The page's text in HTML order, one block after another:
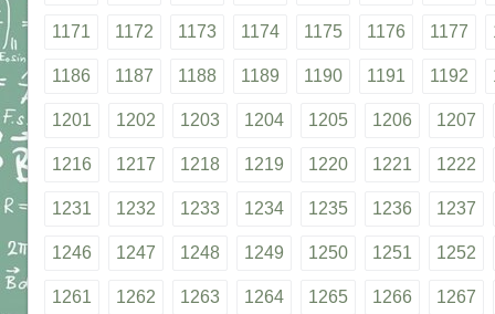
1171 1172 1173 1174 1175 1176 1177
1186 1187 1188 1189 1190 1191 1192
1201 1202 1203 1204 1205 1206 1207
1216 1217 1218 1219 1220 1221 1222
1231 1232 1233 1234 1235 1236 1237
1246 1247 1248 1249 1250 1251 1252
1261 1262 1263 1264 1265 1266 1267